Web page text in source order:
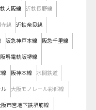
大阪線 近鉄長野線
線 近鉄奈良線
阪急神戸本線 阪急千里線
阪堺電軌阪堺線
線 阪神本線 水間鉄道
ル 大阪モノレール彩都線
阪市営地下鉄堺筋線